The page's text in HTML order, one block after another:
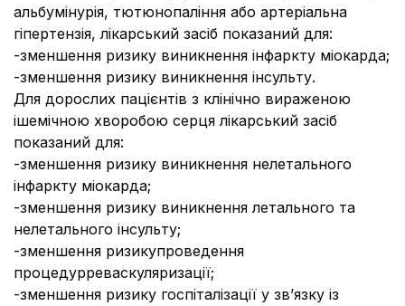
альбумінурія, тютюнопаління або артеріальна
гіпертензія, лікарський засіб показаний для:
-зменшення ризику виникнення інфаркту міокарда;
-зменшення ризику виникнення інсульту.
Для дорослих пацієнтів з клінічно вираженою
ішемічною хворобою серця лікарський засіб
показаний для:
-зменшення ризику виникнення нелетального
інфаркту міокарда;
-зменшення ризику виникнення летального та
нелетального інсульту;
-зменшення ризикупроведення
процедурреваскуляризації;
-зменшення ризику госпіталізації у зв’язку із